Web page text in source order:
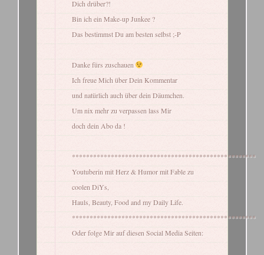
Dich drüber?!
Bin ich ein Make-up Junkee ?
Das bestimmst Du am besten selbst ;-P
Danke fürs zuschauen
Ich freue Mich über Dein Kommentar
und natürlich auch über dein Däumchen.
Um nix mehr zu verpassen lass Mir
doch dein Abo da !
****************************************************
Youtuberin mit Herz & Humor mit Fable zu
coolen DiYs,
Hauls, Beauty, Food and my Daily Life.
****************************************************
Oder folge Mir auf diesen Social Media Seiten: